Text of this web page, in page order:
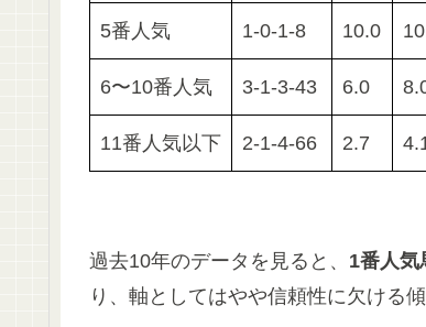
5番人気 1-0-1-8 10.0
6〜10番人気 3-1-3-43 6.0
11番人気以下 2-1-4-66 2.7
過去10年のデータを見ると、 1番人気
り、軸としてはやや信頼性に欠ける傾